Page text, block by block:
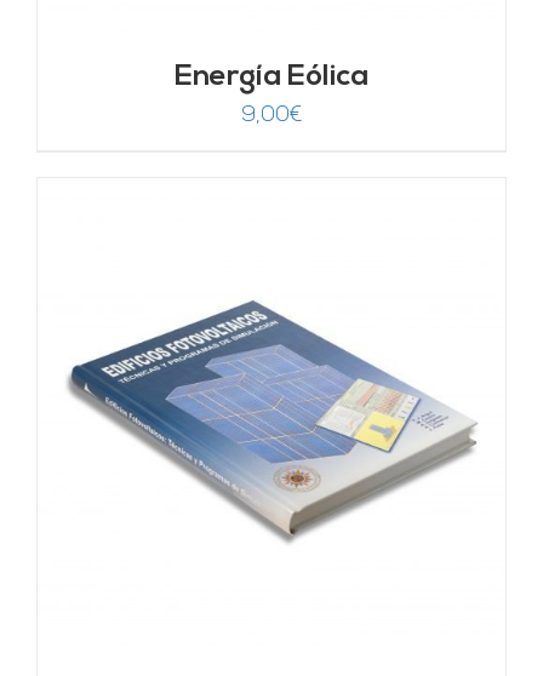
Energía Eólica
9,00€